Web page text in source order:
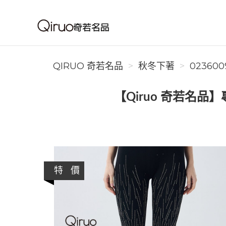
Qiruo 奇若名品
QIRUO 奇若名品
秋冬下著
【Qiruo 奇若名品
特 價